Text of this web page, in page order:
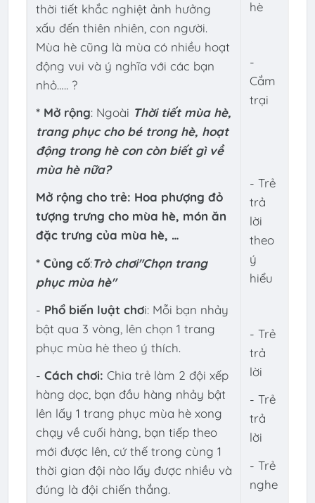
thời tiết khắc nghiệt ảnh hưởng
xấu đến thiên nhiên, con người.
Mùa hè cũng là mùa có nhiều hoạt
động vui và ý nghĩa với các bạn
nhỏ….. ?
* Mở rộng: Ngoài Thời tiết mùa hè,
trang phục cho bé trong hè, hoạt
động trong hè con còn biết gì về
mùa hè nữa?
Mở rộng cho trẻ: Hoa phượng đỏ
tượng trưng cho mùa hè, món ăn
đặc trưng của mùa hè, …
* Củng cố:Trò chơi"Chọn trang
phục mùa hè"
- Phổ biến luật chơi: Mỗi bạn nhảy
bật qua 3 vòng, lên chọn 1 trang
phục mùa hè theo ý thích.
- Cách chơi: Chia trẻ làm 2 đội xếp
hàng dọc, bạn đầu hàng nhảy bật
lên lấy 1 trang phục mùa hè xong
chạy về cuối hàng, bạn tiếp theo
mới được lên, cứ thế trong cùng 1
thời gian đội nào lấy được nhiều và
đúng là đội chiến thắng.
hè
-
Cắm
trại
- Trẻ
trả
lời
theo
ý
hiểu
- Trẻ
trả
lời
- Trẻ
trả
lời
- Trẻ
nghe